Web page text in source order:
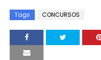
Tags CONCURSOS